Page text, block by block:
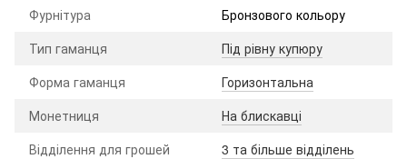
Фурнітура
Бронзового кольору
Тип гаманця
Під рівну купюру
Форма гаманця
Горизонтальна
Монетниця
На блискавці
Відділення для грошей
3 та більше відділень